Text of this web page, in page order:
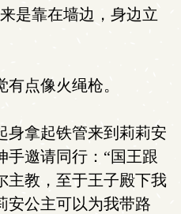
是靠在墙边，身边立
点像火绳枪。
拿起铁管来到莉莉安
手邀请同行：“国王跟
主教，至于王子殿下我
安公主可以为我带路